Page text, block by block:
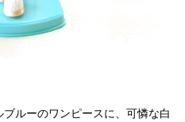
ルーのワンピースに、可憐な白